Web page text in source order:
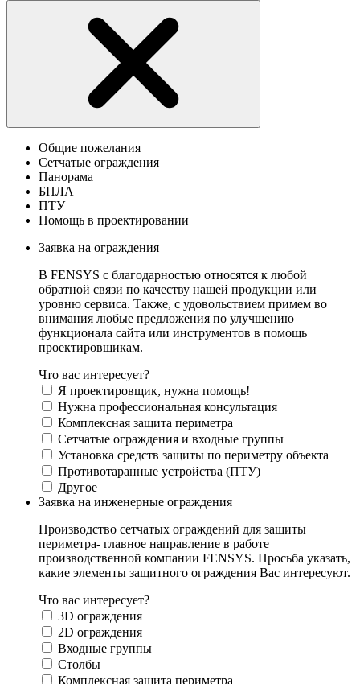
Общие пожелания
Сетчатые ограждения
Панорама
БПЛА
ПТУ
Помощь в проектировании
Заявка на ограждения
В FENSYS с благодарностью относятся к любой
обратной связи по качеству нашей продукции или
уровню сервиса. Также, с удовольствием примем во
внимания любые предложения по улучшению
функционала сайта или инструментов в помощь
проектировщикам.
Что вас интересует?
Я проектировщик, нужна помощь!
Нужна профессиональная консультация
Комплексная защита периметра
Сетчатые ограждения и входные группы
Установка средств защиты по периметру объекта
Противотаранные устройства (ПТУ)
Другое
Заявка на инженерные ограждения
Производство сетчатых ограждений для защиты
периметра- главное направление в работе
производственной компании FENSYS. Просьба указать,
какие элементы защитного ограждения Вас интересуют.
Что вас интересует?
3D ограждения
2D ограждения
Входные группы
Столбы
Комплексная защита периметра